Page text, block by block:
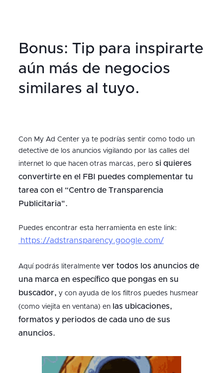
Bonus: Tip para inspirarte
aún más de negocios
similares al tuyo.
Con My Ad Center ya te podrías sentir como todo un
detective de los anuncios vigilando por las calles del
internet lo que hacen otras marcas, pero si quieres
convertirte en el FBI puedes complementar tu
tarea con el “Centro de Transparencia
Publicitaria".
Puedes encontrar esta herramienta en este link:
https://adstransparency.google.com/
Aquí podrás literalmente ver todos los anuncios de
una marca en específico que pongas en su
buscador, y con ayuda de los filtros puedes husmear
(como viejita en ventana) enlas ubicaciones,
formatos y periodos de cada uno de sus
anuncios.